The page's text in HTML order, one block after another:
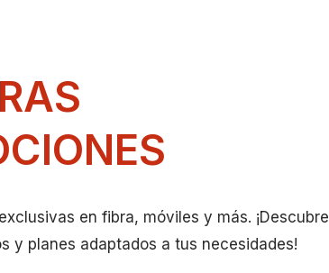
en fibra, móviles y más. ¡Descubre
y planes adaptados a tus necesidades!